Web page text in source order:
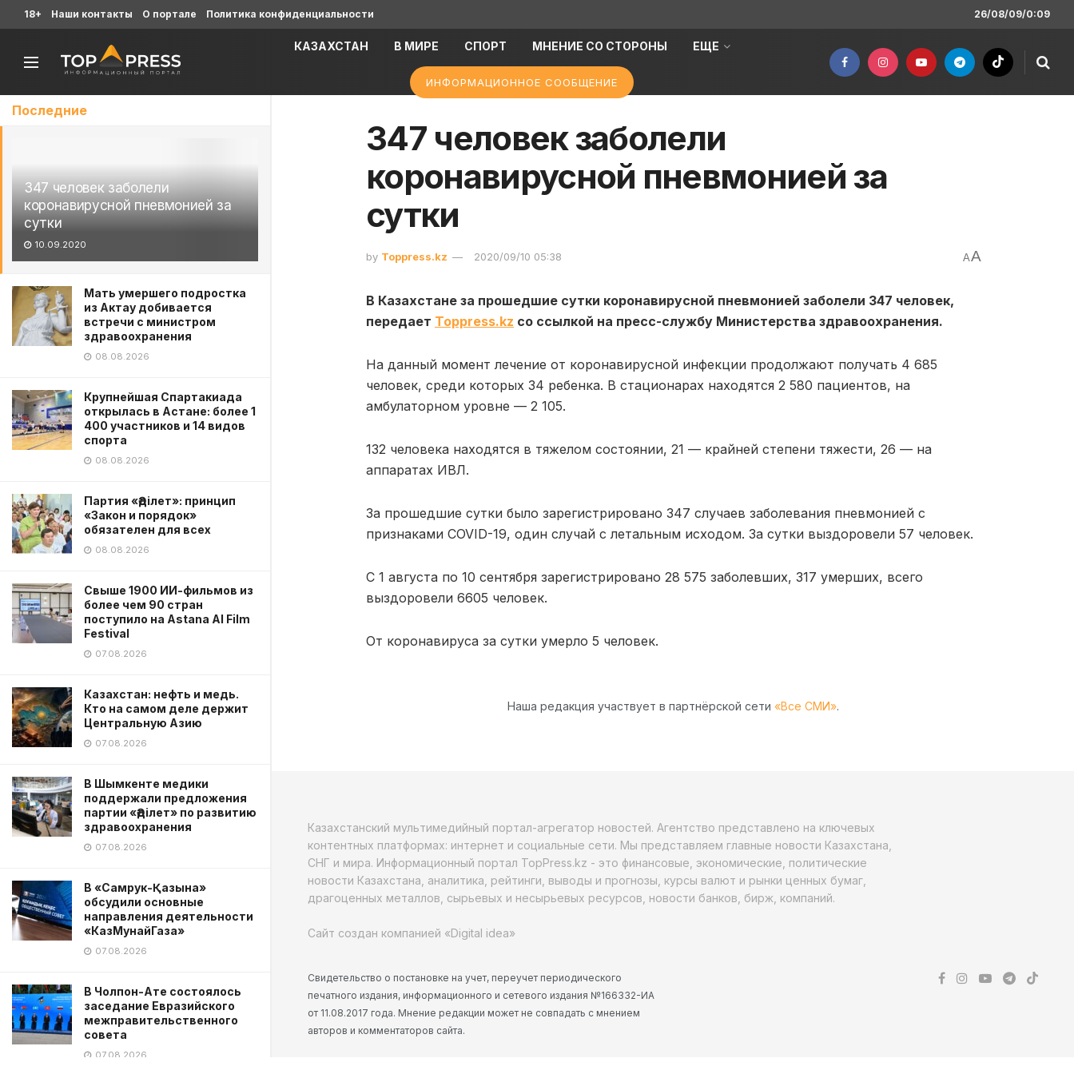
Последние
347 человек заболели
коронавирусной пневмонией за
сутки
10.09.2020
Мать умершего подростка
из Актау добивается
встречи с министром
здравоохранения
08.08.2026
Крупнейшая Спартакиада
открылась в Астане: более 1
400 участников и 14 видов
спорта
08.08.2026
Партия «Әділет»: принцип
«Закон и порядок»
обязателен для всех
08.08.2026
Свыше 1900 ИИ-фильмов из
более чем 90 стран
поступило на Astana AI Film
Festival
07.08.2026
Казахстан: нефть и медь.
Кто на самом деле держит
Центральную Азию
07.08.2026
В Шымкенте медики
поддержали предложения
партии «Әділет» по развитию
здравоохранения
07.08.2026
В «Самрук-Қазына»
обсудили основные
направления деятельности
«КазМунайГаза»
07.08.2026
В Чолпон-Ате состоялось
заседание Евразийского
межправительственного
совета
07.08.2026
18+ Наши контакты О портале Политика конфиденциальности 26/08/09/0:09
КАЗАХСТАН В МИРЕ СПОРТ МНЕНИЕ СО СТОРОНЫ ЕЩЕ
ИНФОРМАЦИОННОЕ СООБЩЕНИЕ
347 человек заболели
коронавирусной пневмонией за
сутки
by Toppress.kz 2020/09/10 05:38 AA
В Казахстане за прошедшие сутки коронавирусной пневмонией заболели 347 человек,
передает Toppress.kz со ссылкой на пресс-службу Министерства здравоохранения.
На данный момент лечение от коронавирусной инфекции продолжают получать 4 685
человек, среди которых 34 ребенка. В стационарах находятся 2 580 пациентов, на
амбулаторном уровне — 2 105.
132 человека находятся в тяжелом состоянии, 21 — крайней степени тяжести, 26 — на
аппаратах ИВЛ.
За прошедшие сутки было зарегистрировано 347 случаев заболевания пневмонией с
признаками COVID-19, один случай с летальным исходом. За сутки выздоровели 57 человек.
С 1 августа по 10 сентября зарегистрировано 28 575 заболевших, 317 умерших, всего
выздоровели 6605 человек.
От коронавируса за сутки умерло 5 человек.
Наша редакция участвует в партнёрской сети «Все СМИ».
Казахстанский мультимедийный портал-агрегатор новостей. Агентство представлено на ключевых
контентных платформах: интернет и социальные сети. Мы представляем главные новости Казахстана,
СНГ и мира. Информационный портал TopPress.kz - это финансовые, экономические, политические
новости Казахстана, аналитика, рейтинги, выводы и прогнозы, курсы валют и рынки ценных бумаг,
драгоценных металлов, сырьевых и несырьевых ресурсов, новости банков, бирж, компаний.
Сайт создан компанией «Digital idea»
Свидетельство о постановке на учет, переучет периодического
печатного издания, информационного и сетевого издания №166332-ИА
от 11.08.2017 года. Мнение редакции может не совпадать с мнением
авторов и комментаторов сайта.